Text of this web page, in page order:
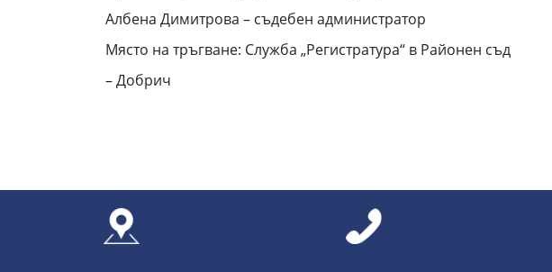
Албена Димитрова – съдебен администратор
Място на тръгване: Служба „Регистратура“ в Районен съд
– Добрич